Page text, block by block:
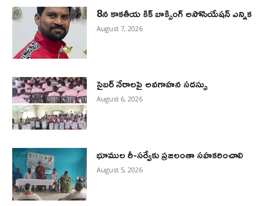
8న కాకతీయ కిక్ బాక్సింగ్ అసోసియేషన్ ఎన్నిక
August 7, 2026
సైబర్ నేరాలపై అవగాహన సదస్సు
August 6, 2026
భూముల రీ-సర్వేకు ప్రజలంతా సహకరించాలి
August 5, 2026